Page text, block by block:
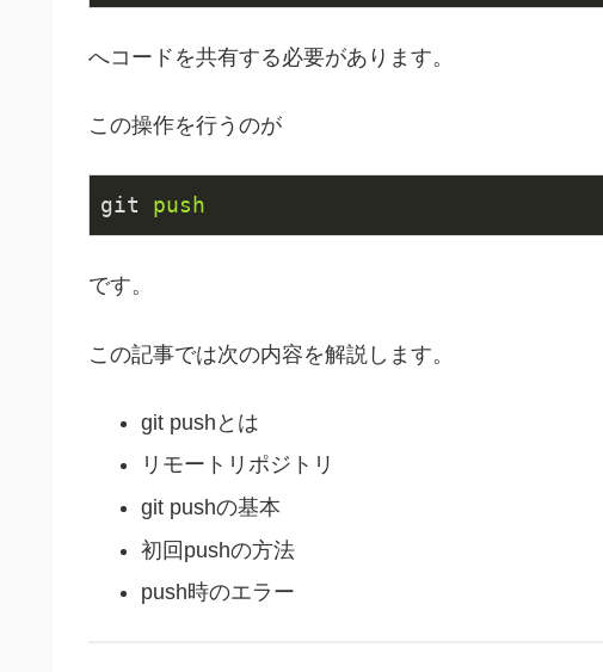
へコードを共有する必要があります。
この操作を行うのが
git push
です。
この記事では次の内容を解説します。
git pushとは
リモートリポジトリ
git pushの基本
初回pushの方法
push時のエラー